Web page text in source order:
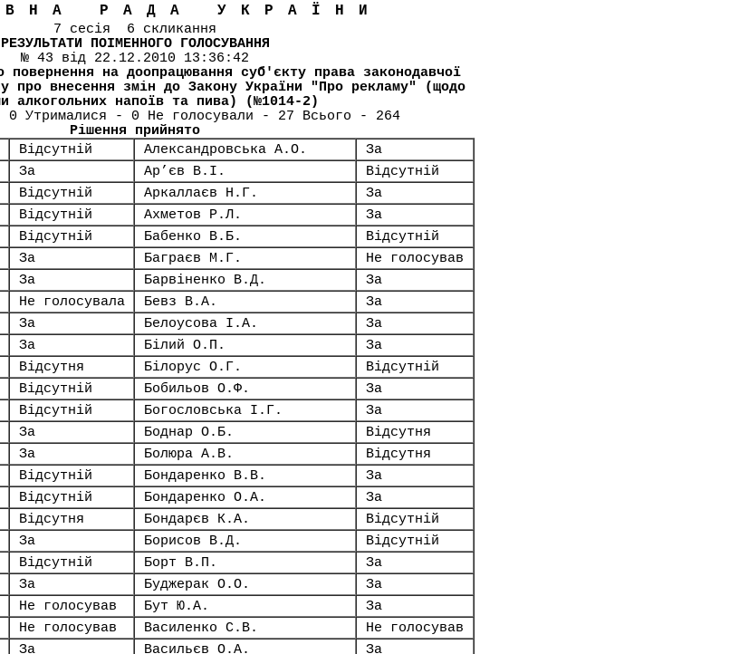
РАДА УКРАЇНИ
7 сесія 6 скликання
РЕЗУЛЬТАТИ ПОІМЕННОГО ГОЛОСУВАННЯ
№ 43 від 22.12.2010 13:36:42
повернення на доопрацювання суб'єкту права законодавчої
про внесення змін до Закону України "Про рекламу" (щодо
алкогольних напоїв та пива) (№1014-2)
Утрималися - 0 Не голосували - 27 Всього - 264
Рішення прийнято
Відсутній Александровська А.О.
За
За Ар’єв В.І.
Відсутній
Відсутній Аркаллаєв Н.Г.
За
Відсутній Ахметов Р.Л.
За
Відсутній Бабенко В.Б.
Відсутній
За Баграєв М.Г.
Не голосував
За Барвіненко В.Д.
За
Не голосувала Бевз В.А.
За
За Белоусова І.А.
За
За Білий О.П.
За
Відсутня Білорус О.Г.
Відсутній
Відсутній Бобильов О.Ф.
За
Відсутній Богословська І.Г.
За
За Боднар О.Б.
Відсутня
За Болюра А.В.
Відсутня
Відсутній Бондаренко В.В.
За
Відсутній Бондаренко О.А.
За
Відсутня Бондарєв К.А.
Відсутній
За Борисов В.Д.
Відсутній
Відсутній Борт В.П.
За
За Буджерак О.О.
За
Не голосував Бут Ю.А.
За
Не голосував Василенко С.В.
Не голосував
За Васильєв О.А.
За